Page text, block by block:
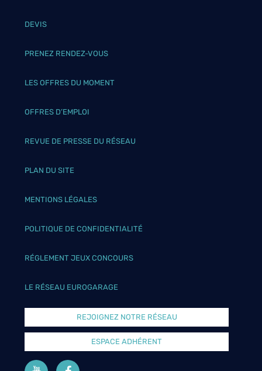
DEVIS
PRENEZ RENDEZ-VOUS
LES OFFRES DU MOMENT
OFFRES D’EMPLOI
REVUE DE PRESSE DU RÉSEAU
PLAN DU SITE
MENTIONS LÉGALES
POLITIQUE DE CONFIDENTIALITÉ
RÉGLEMENT JEUX CONCOURS
LE RÉSEAU EUROGARAGE
REJOIGNEZ NOTRE RÉSEAU
ESPACE ADHÉRENT